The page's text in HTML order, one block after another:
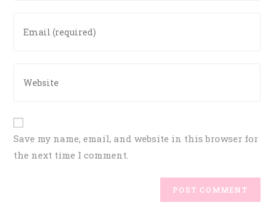
Save my name, email, and website in this browser for
the next time I comment.